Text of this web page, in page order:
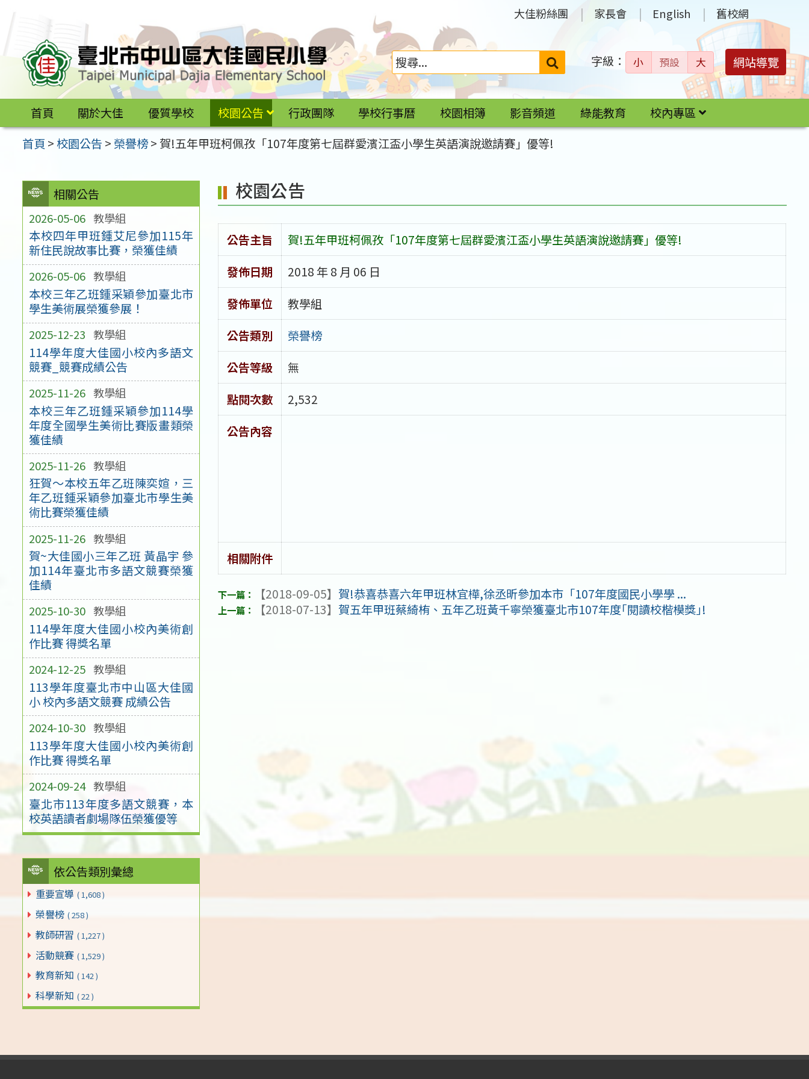
區
大佳粉絲團 家長會 English 舊校網
搜
字級： 小 預設 大 網站導覽
首頁 關於大佳 優質學校 校園公告 行政團隊 學校行事曆 校園相簿 影音頻道 綠能教育
校內專區
首頁 >校園公告 > 榮譽榜> 賀!五年甲班柯佩孜「107年度第七屆群愛濱江盃小學生英語演說邀請賽」優等!
相關公告
2026-05-06 教學組
本校四年甲班鍾艾尼參加115年
新住民說故事比賽，榮獲佳績
2026-05-06 教學組
本校三年乙班鍾采穎參加臺北市
學生美術展榮獲參展！
2025-12-23 教學組
114學年度大佳國小校內多語文
競賽_競賽成績公告
2025-11-26 教學組
本校三年乙班鍾采穎參加114學
年度全國學生美術比賽版畫類榮
獲佳績
2025-11-26 教學組
狂賀～本校五年乙班陳奕媗，三
年乙班鍾采穎參加臺北市學生美
術比賽榮獲佳績
2025-11-26 教學組
賀~大佳國小三年乙班 黃晶宇 參
加114年臺北市多語文競賽榮獲
佳績
2025-10-30 教學組
114學年度大佳國小校內美術創
作比賽 得獎名單
2024-12-25 教學組
113學年度臺北市中山區大佳國
小 校內多語文競賽 成績公告
2024-10-30 教學組
113學年度大佳國小校內美術創
作比賽 得獎名單
2024-09-24 教學組
臺北市113年度多語文競賽，本
校英語讀者劇場隊伍榮獲優等
依公告類別彙總
重要宣導 ( 1,608 )
榮譽榜 ( 258 )
教師研習 ( 1,227 )
活動競賽 ( 1,529 )
教育新知 ( 142 )
科學新知 ( 22 )
校園公告
公告主旨
賀!五年甲班柯佩孜「107年度第七屆群愛濱江盃小學生英語演說邀請賽」優等!
發佈日期
2018 年 8 月 06 日
發佈單位
教學組
公告類別
榮譽榜
公告等級
無
點閱次數
2,532
公告內容
相關附件
【2018-09-05】 賀!恭喜恭喜六年甲班林宜樺,徐丞昕參加本市「107年度國民小學學 ...
【2018-07-13】 賀五年甲班蔡綺栯、五年乙班黃千寧榮獲臺北市107年度｢閱讀校楷模獎｣!